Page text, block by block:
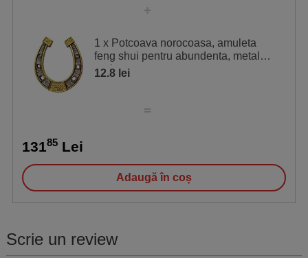
1 x Potcoava norocoasa, amuleta
feng shui pentru abundenta, metal
auriu
12.8 lei
13185 Lei
Adaugă în coș
Scrie un review